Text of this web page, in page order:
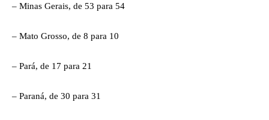
– Minas Gerais, de 53 para 54
– Mato Grosso, de 8 para 10
– Pará, de 17 para 21
– Paraná, de 30 para 31